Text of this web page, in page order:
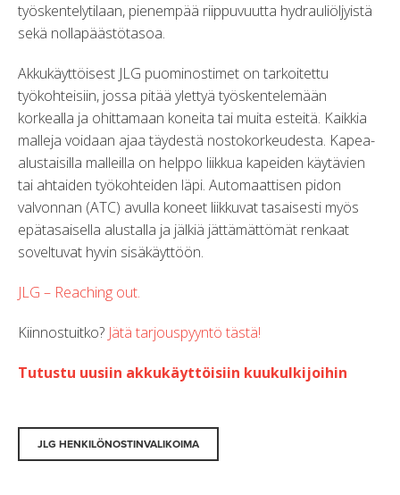
työskentelytilaan, pienempää riippuvuutta hydrauliöljyistä
sekä nollapäästötasoa.
Akkukäyttöisest JLG puominostimet on tarkoitettu
työkohteisiin, jossa pitää ylettyä työskentelemään
korkealla ja ohittamaan koneita tai muita esteitä. Kaikkia
malleja voidaan ajaa täydestä nostokorkeudesta. Kapea-
alustaisilla malleilla on helppo liikkua kapeiden käytävien
tai ahtaiden työkohteiden läpi. Automaattisen pidon
valvonnan (ATC) avulla koneet liikkuvat tasaisesti myös
epätasaisella alustalla ja jälkiä jättämättömät renkaat
soveltuvat hyvin sisäkäyttöön.
JLG – Reaching out.
Kiinnostuitko? Jätä tarjouspyyntö tästä!
Tutustu uusiin akkukäyttöisiin kuukulkijoihin
JLG HENKILÖNOSTINVALIKOIMA